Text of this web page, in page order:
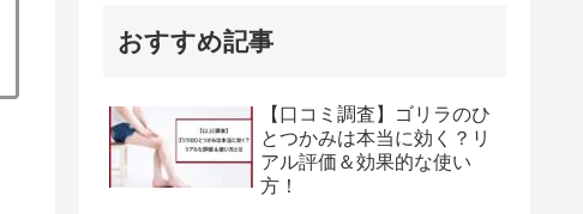
おすすめ記事
【口コミ調査】ゴリラのひ
とつかみは本当に効く？リ
アル評価＆効果的な使い
方！